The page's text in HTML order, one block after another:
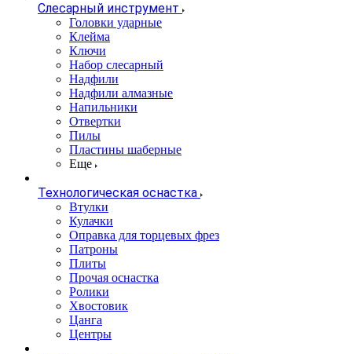
Слесарный инструмент
Головки ударные
Клейма
Ключи
Набор слесарный
Надфили
Надфили алмазные
Напильники
Отвертки
Пилы
Пластины шаберные
Еще
Технологическая оснастка
Втулки
Кулачки
Оправка для торцевых фрез
Патроны
Плиты
Прочая оснастка
Ролики
Хвостовик
Цанга
Центры